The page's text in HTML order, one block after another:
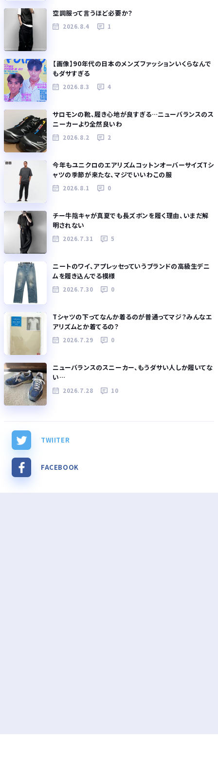
空調服って言うほど必要か？
2026.8.4 1
【画像】90年代の日本のメンズファッションいくらなんで
もダサすぎる
2026.8.3 4
サロモンの靴、履き心地が良すぎる…ニューバランスのス
ニーカーより全然良いわ
2026.8.2 2
今年もユニクロのエアリズムコットンオーバーサイズTシ
ャツの季節が来たな、マジでいいわこの服
2026.8.1 0
チー牛陰キャが真夏でも長ズボンを履く理由、いまだ解
明されない
2026.7.31 5
ニートのワイ、アプレッセっていうブランドの高級生デニ
ムを履き込んでる模様
2026.7.30 0
Tシャツの下ってなんか着るのが普通ってマジ？みんなエ
アリズムとか着てるの？
2026.7.29 0
ニューバランスのスニーカー、もうダサい人しか履いてな
い…
2026.7.28 10
TWIITER
FACEBOOK